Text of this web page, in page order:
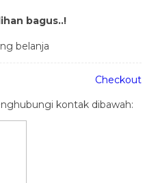
bagus..!
belanja
Checkout
kontak dibawah: